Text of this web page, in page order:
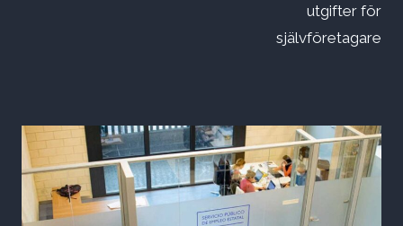
utgifter för
självföretagare